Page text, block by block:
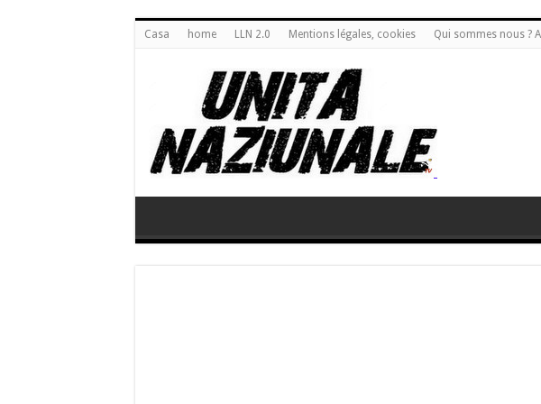
Casa home LLN 2.0 Mentions légales, cookies Qui sommes nous ? A